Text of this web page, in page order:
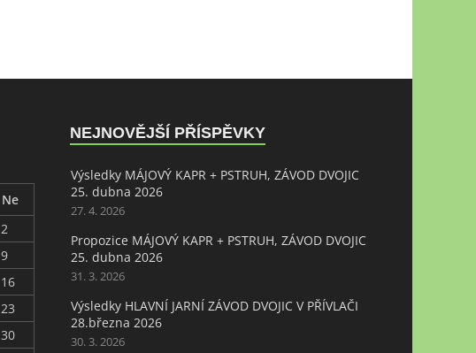
Ne
2
9
16
23
30
NEJNOVĚJŠÍ PŘÍSPĚVKY
Výsledky MÁJOVÝ KAPR + PSTRUH, ZÁVOD DVOJIC
25. dubna 2026
27. 4. 2026
Propozice MÁJOVÝ KAPR + PSTRUH, ZÁVOD DVOJIC
25. dubna 2026
31. 3. 2026
Výsledky HLAVNÍ JARNÍ ZÁVOD DVOJIC V PŘÍVLAČI
28.března 2026
30. 3. 2026